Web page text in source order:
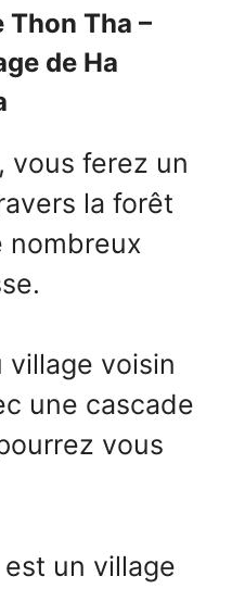
Thon Tha –
de Ha
vous ferez un
la forêt
nombreux
village voisin
une cascade
vous
un village